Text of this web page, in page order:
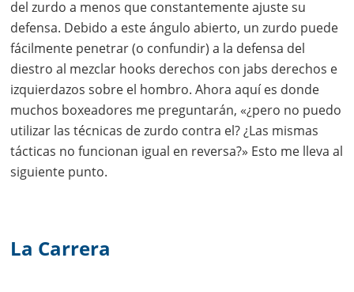
del zurdo a menos que constantemente ajuste su
defensa. Debido a este ángulo abierto, un zurdo puede
fácilmente penetrar (o confundir) a la defensa del
diestro al mezclar hooks derechos con jabs derechos e
izquierdazos sobre el hombro. Ahora aquí es donde
muchos boxeadores me preguntarán, «¿pero no puedo
utilizar las técnicas de zurdo contra el? ¿Las mismas
tácticas no funcionan igual en reversa?» Esto me lleva al
siguiente punto.
La Carrera